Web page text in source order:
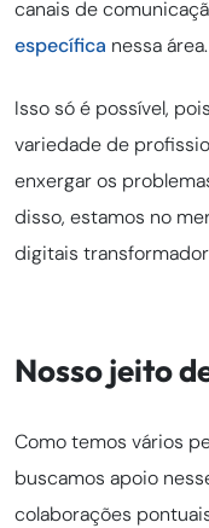
canais de
específica nessa área.
Isso só é possível,
variedade de
enxergar os
disso, estamos no
digitais
Nosso jeito
Como temos vários
buscamos apoio
colaborações